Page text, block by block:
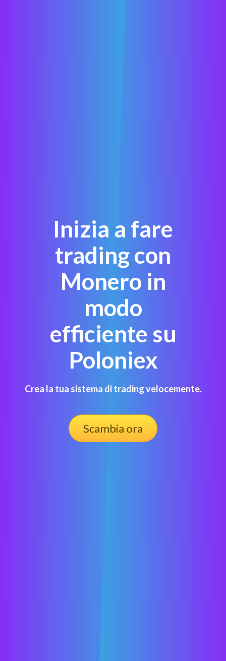
Inizia a fare
trading con
Monero in
modo
efficiente su
Poloniex
Crea la tua sistema di trading velocemente.
Scambia ora